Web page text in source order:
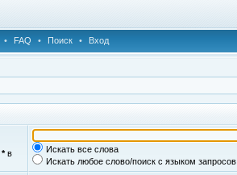
• FAQ • Поиск • Вход
*в
Искать все слова
Искать любое слово/поиск с языком запросов